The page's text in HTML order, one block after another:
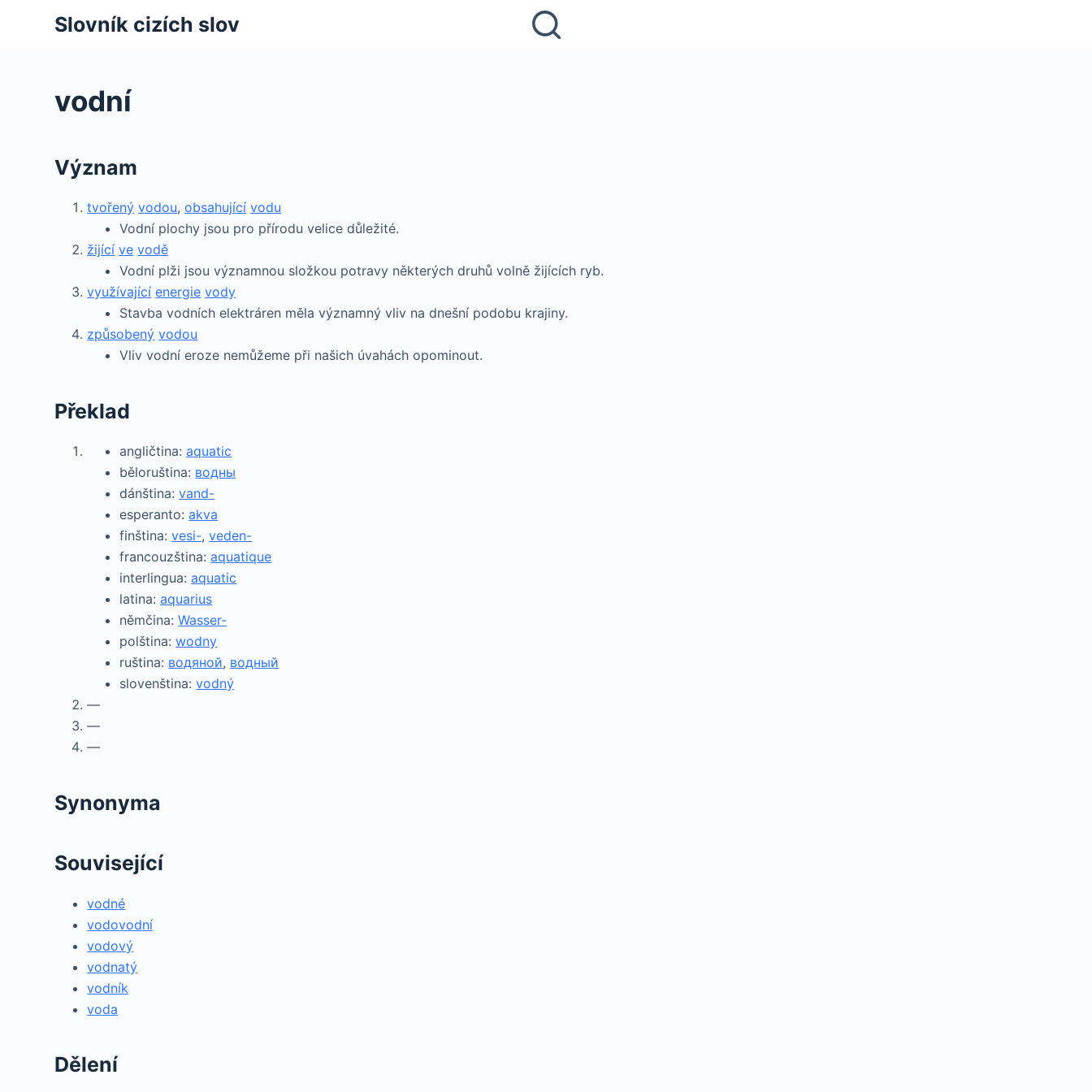
Slovník cizích slov
vodní
Význam
tvořený vodou,obsahující vodu
Vodní plochy jsou pro přírodu velice důležité.
žijící ve vodě
Vodní plži jsou významnou složkou potravy některých druhů volně žijících ryb.
využívající energie vody
Stavba vodních elektráren měla významný vliv na dnešní podobu krajiny.
způsobený vodou
Vliv vodní eroze nemůžeme při našich úvahách opominout.
Překlad
angličtina:aquatic
běloruština: водны
dánština:vand-
esperanto:akva
finština:vesi-,veden-
francouzština:aquatique
interlingua:aquatic
latina:aquarius
němčina:Wasser-
polština:wodny
ruština: водяной, водный
slovenština:vodný
—
—
—
Synonyma
Související
vodné
vodovodní
vodový
vodnatý
vodník
voda
Dělení